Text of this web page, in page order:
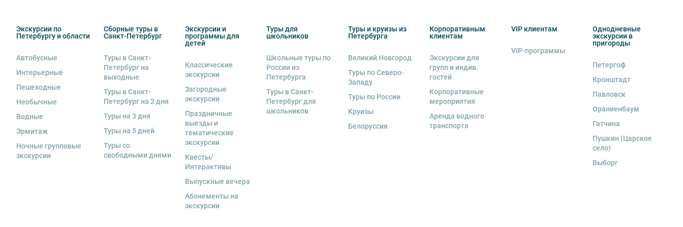
5. Ответственность за несовершеннолетних участников экскурсии несёт взрослый
сопровождающий. Пожалуйста, заранее объясните ребенку правила поведения на экскурсии.
6. В авторских автобусных экскурсиях предусмотрено возрастное ограничение
ограничение не распространяется на:
—классические обзорные экскурсии
—
загородные автобусные экскурсии,
допускаются на экскурсии исключительно в сопровождении взрослых.
8. На экскурсиях используются различные модели автобусов, в связи с чем предусмотрена
свободная рассадка во избежание недоразумений.
10. Турфирма имеет право изменить программу экскурсии или отменить экскурсию полностью
в связи с неблагоприятными погодными условиями: снегопадами, ливнями, наводнениями,
Экскурсии по
Петербургу и области
Автобусные
Интерьерные
Пешеходные
Необычные
Водные
Эрмитаж
Ночные групповые
экскурсии
Сборные туры в
Санкт-Петербург
Туры в Санкт-
Петербург на
выходные
Туры в Санкт-
Петербург на 2 дня
Туры на 3 дня
Туры на 5 дней
Туры со
свободными днями
Экскурсии и
программы для
детей
Классические
экскурсии
Загородные
экскурсии
Праздничные
выезды и
тематические
экскурсии
Квесты/
Интерактивы
Выпускные вечера
Абонементы на
экскурсии
Туры для
школьников
Школьные туры по
России из
Петербурга
Туры в Санкт-
Петербург для
школьников
Туры и круизы из
Петербурга
Великий Новгород
Туры по Северо-
Западу
Туры по России
Круизы
Белоруссия
Корпоративным
клиентам
Экскурсии для
групп и индив.
гостей
Корпоративные
мероприятия
Аренда водного
транспорта
VIP клиентам
VIP-программы
Однодневные
экскурсии в
пригороды
Петергоф
Кронштадт
Павловск
Ораниенбаум
Гатчина
Пушкин (Царское
село)
Выборг